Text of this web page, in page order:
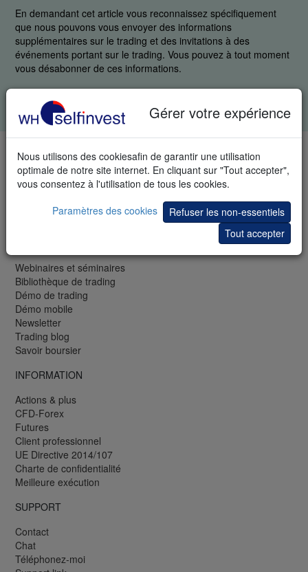
Gérer votre expérience
Nous utilisons des cookiesafin de garantir une utilisation
optimale de notre site internet. En cliquant sur "Tout accepter",
vous consentez à l'utilisation de tous les cookies.
Paramètres des cookies
Refuser les non-essentiels
Tout accepter
En demandant cet article vous reconnaissez spécifiquement
que nous pouvons vous envoyer des informations
supplémentaires sur le trading et des invitations à des
événements portant sur le trading. Vous pouvez à tout moment
vous désabonner de ces informations.
Tous les champs sont obligatoires. Vos données restent
confidentielles.
Charte de confidentialité
TÉLÉPHONE & FAX
LU: +352 42 80 42 81
FR: +33 (0)1 48 01 47 61
CH: +41 44 350 42 40
Fax: +33 (0)1 48 01 47 62
Webinaires et séminaires
Bibliothèque de trading
Démo de trading
Démo mobile
Newsletter
Trading blog
Savoir boursier
INFORMATION
Actions & plus
CFD-Forex
Futures
Client professionnel
UE Directive 2014/107
Charte de confidentialité
Meilleure exécution
SUPPORT
Contact
Chat
Téléphonez-moi